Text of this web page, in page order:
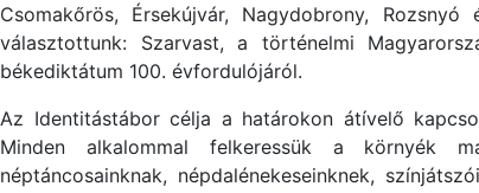
Csomakőrös, Érsekújvár, Nagydobrony,
választottunk: Szarvast, a történelmi
békediktátum 100. évfordulójáról.
Az Identitástábor célja a határokon átívelő
Minden alkalommal felkeressük a környék
néptáncosainknak, népdalénekeseinknek,